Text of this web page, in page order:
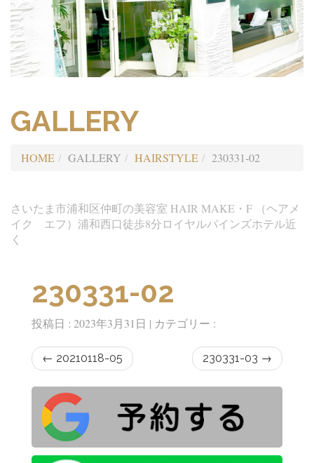
GALLERY
HOME GALLERY HAIRSTYLE 230331-02
さいたま市浦和区仲町の美容室 HAIR MAKE・F （ヘアメ
イク エフ）浦和西口徒歩8分ロイヤルパインズホテル近
く
230331-02
投稿日 : 2023年3月31日 | カテゴリー :
← 20210118-05 230331-03 →